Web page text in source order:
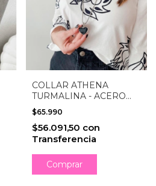
COLLAR ATHENA
TURMALINA - ACERO
QUIRÚRGICO
$65.990
$56.091,50 con
Transferencia